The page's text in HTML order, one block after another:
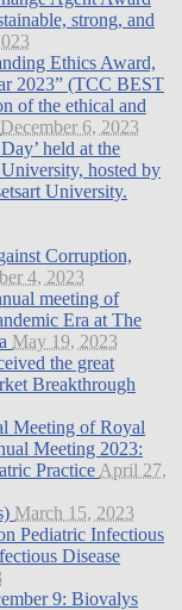
strong, and
Ethics Award,
2023” (TCC BEST
of the ethical and
December 6, 2023
held at the
hosted by
University.
Corruption,
4, 2023
meeting of
Era at The
May 19, 2023
the great
Breakthrough
Meeting of Royal
Meeting 2023:
Practice April 27,
March 15, 2023
Pediatric Infectious
Disease
9: Biovalys